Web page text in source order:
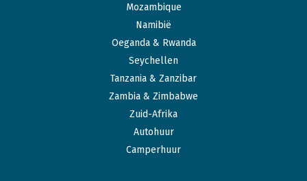
Mozambique
Namibië
Oeganda & Rwanda
Seychellen
Tanzania & Zanzibar
Zambia & Zimbabwe
Zuid-Afrika
Autohuur
Camperhuur